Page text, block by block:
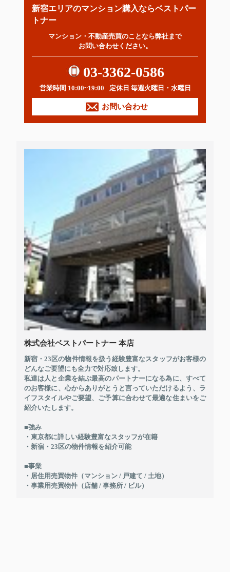
新宿エリアのマンション購入ならベストパー
トナー
マンション・不動産売買のことなら弊社まで
お問い合わせください。
03-3362-0586
営業時間 10:00~19:00 定休日 毎週火曜日・水曜日
お問い合わせ
株式会社ベストパートナー 本店
新宿・23区の物件情報を扱う経験豊富なスタッフがお客様の
どんなご要望にも全力で対応致します。
私達は人と企業を結ぶ最高のパートナーになる為に、すべて
のお客様に、心からありがとうと言っていただけるよう、ラ
イフスタイルやご要望、ご予算に合わせて最適な住まいをご
紹介いたします。
■強み
・東京都に詳しい経験豊富なスタッフが在籍
・新宿・23区の物件情報を紹介可能
■事業
・居住用売買物件（マンション / 戸建て / 土地）
・事業用売買物件（店舗 / 事務所 / ビル）